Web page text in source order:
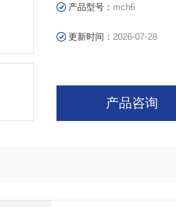
压式空气呼吸器充气经典产品
产品型号： mch6
更新时间： 2026-07-28
产品咨询